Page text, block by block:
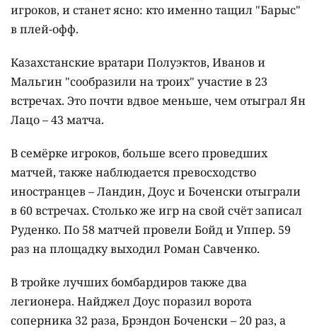
игроков, и станет ясно: кто именно тащил "Барыс"
в плей-офф.
Казахстанские вратари Полуэктов, Иванов и
Мальгин "сообразили на троих" участие в 23
встречах. Это почти вдвое меньше, чем отыграл Ян
Лацо – 43 матча.
В семёрке игроков, больше всего проведших
матчей, также наблюдается превосходство
иностранцев – Ландин, Доус и Боченски отыграли
в 60 встречах. Столько же игр на свой счёт записал
Руденко. По 58 матчей провели Бойд и Уппер. 59
раз на площадку выходил Роман Савченко.
В тройке лучших бомбардиров также два
легионера. Найджел Доус поразил ворота
соперника 32 раза, Брэндон Боченски – 20 раз, а